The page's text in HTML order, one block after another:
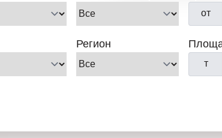
Регион
от
т